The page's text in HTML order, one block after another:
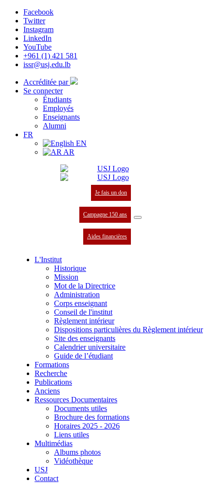
Facebook
Twitter
Instagram
LinkedIn
YouTube
+961 (1) 421 581
issr@usj.edu.lb
Accréditée par
Se connecter
Étudiants
Employés
Enseignants
Alumni
FR
EN
AR
Je fais un don
Campagne 150 ans
Aides financières
L'Institut
Historique
Mission
Mot de la Directrice
Administration
Corps enseignant
Conseil de l'institut
Règlement intérieur
Dispositions particulières du Règlement intérieur
Site des enseignants
Calendrier universitaire
Guide de l’étudiant
Formations
Recherche
Publications
Anciens
Ressources Documentaires
Documents utiles
Brochure des formations
Horaires 2025 - 2026
Liens utiles
Multimédias
Albums photos
Vidéothèque
USJ
Contact